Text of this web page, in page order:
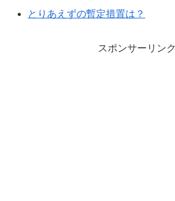
とりあえずの暫定措置は？
スポンサーリンク